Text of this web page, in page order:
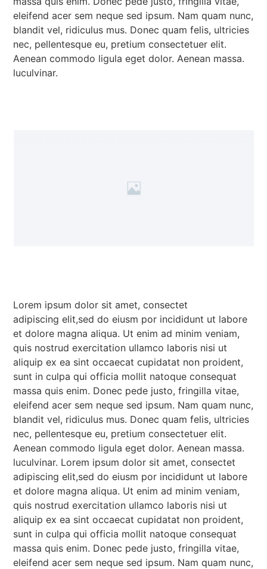
eleifend acer sem neque sed ipsum. Nam quam nunc,
blandit vel, ridiculus mus. Donec quam felis, ultricies
nec, pellentesque eu, pretium consectetuer elit.
Aenean commodo ligula eget dolor. Aenean massa.
luculvinar.
Lorem ipsum dolor sit amet, consectet
adipiscing elit,sed do eiusm por incididunt ut labore
et dolore magna aliqua. Ut enim ad minim veniam,
quis nostrud exercitation ullamco laboris nisi ut
aliquip ex ea sint occaecat cupidatat non proident,
sunt in culpa qui officia mollit natoque consequat
massa quis enim. Donec pede justo, fringilla vitae,
eleifend acer sem neque sed ipsum. Nam quam nunc,
blandit vel, ridiculus mus. Donec quam felis, ultricies
nec, pellentesque eu, pretium consectetuer elit.
Aenean commodo ligula eget dolor. Aenean massa.
luculvinar. Lorem ipsum dolor sit amet, consectet
adipiscing elit,sed do eiusm por incididunt ut labore
et dolore magna aliqua. Ut enim ad minim veniam,
quis nostrud exercitation ullamco laboris nisi ut
aliquip ex ea sint occaecat cupidatat non proident,
sunt in culpa qui officia mollit natoque consequat
massa quis enim. Donec pede justo, fringilla vitae,
eleifend acer sem neque sed ipsum. Nam quam nunc,